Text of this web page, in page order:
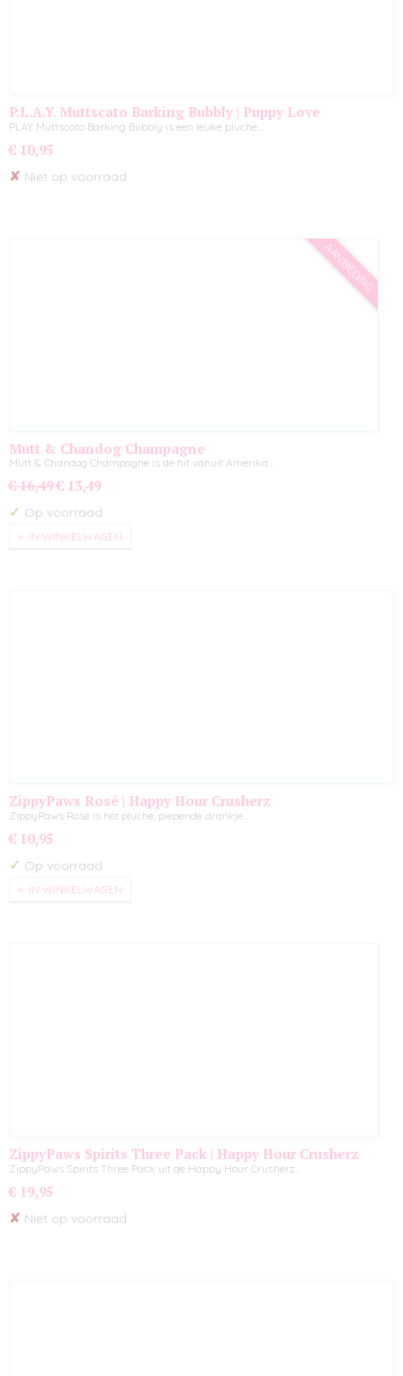
P.L.A.Y. Muttscato Barking Bubbly | Puppy Love
PLAY Muttscato Barking Bubbly is een leuke pluche…
€ 10,95
✘ Niet op voorraad
AANBIEDING
Mutt & Chandog Champagne
Mutt & Chandog Champagne is de hit vanuit Amerika.…
€ 16,49 € 13,49
✓ Op voorraad
IN WINKELWAGEN
ZippyPaws Rosé | Happy Hour Crusherz
ZippyPaws Rosé is hét pluche, piepende drankje…
€ 10,95
✓ Op voorraad
IN WINKELWAGEN
ZippyPaws Spirits Three Pack | Happy Hour Crusherz
ZippyPaws Spirits Three Pack uit de Happy Hour Crusherz…
€ 19,95
✘ Niet op voorraad